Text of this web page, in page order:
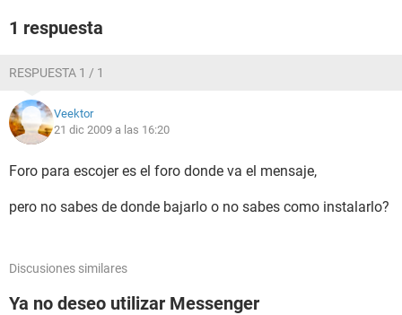
1 respuesta
RESPUESTA 1 / 1
Veektor
21 dic 2009 a las 16:20
Foro para escojer es el foro donde va el mensaje,
pero no sabes de donde bajarlo o no sabes como instalarlo?
Discusiones similares
Ya no deseo utilizar Messenger